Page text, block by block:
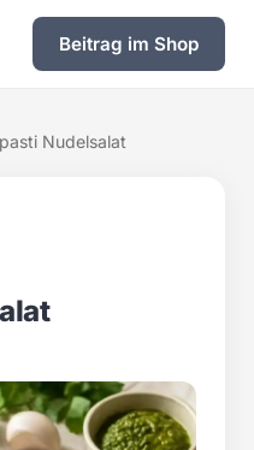
Beitrag im Shop
Nudelsalat